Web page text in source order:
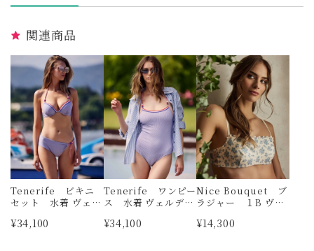
関連商品
Tenerife ビキニ
セット 水着 ヴェル
¥34,100
Tenerife ワンピー
ス 水着 ヴェルデッ
¥34,100
Nice Bouquet ブ
ラジャー １B ヴェ
¥14,300